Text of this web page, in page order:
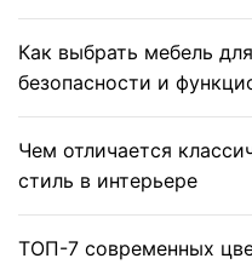
Как выбрать мебель
безопасности и
Чем отличается
стиль в интерьере
ТОП-7 современных